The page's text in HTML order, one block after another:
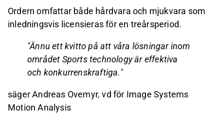
Ordern omfattar både hårdvara och mjukvara som
inledningsvis licensieras för en treårsperiod.
"Ännu ett kvitto på att våra lösningar inom
området Sports technology är effektiva
och konkurrenskraftiga."
säger Andreas Ovemyr, vd för Image Systems
Motion Analysis